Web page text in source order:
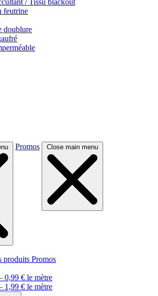
/ Tissu blackout
feutrine
doublure
Promos Close main menu
produits Promos
0,99 € le mètre
1,99 € le mètre